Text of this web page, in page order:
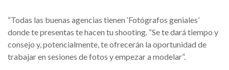
“Todas las buenas agencias tienen ‘Fotógrafos geniales’
donde te presentas te hacen tu shooting. “Se te dará tiempo y
consejo y, potencialmente, te ofrecerán la oportunidad de
trabajar en sesiones de fotos y empezar a modelar”.